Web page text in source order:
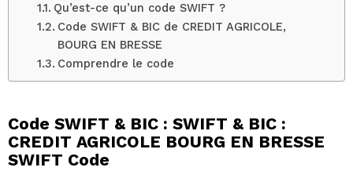
Qu’est-ce qu’un code SWIFT ?
Code SWIFT & BIC de CREDIT AGRICOLE,
BOURG EN BRESSE
Comprendre le code
Code SWIFT & BIC : SWIFT & BIC :
CREDIT AGRICOLE BOURG EN BRESSE
SWIFT Code